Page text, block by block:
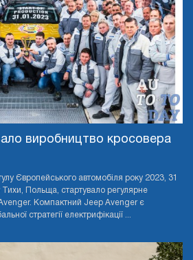
виробництво кросовера
Європейського автомобіля року 2023, 31
Тихи, Польща, стартувало регулярне
Компактний Jeep Avenger є
стратегії електрифікації ...